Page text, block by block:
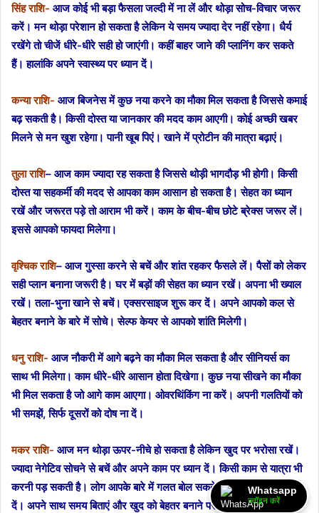
सिंह राशि- आज कोई भी बड़ा फैसला जल्दी में ना लें और थोड़ा सोच-विचार जरूर
करें। मन थोड़ा परेशान हो सकता है लेकिन ये समय ज्यादा देर नहीं रहेगा। धैर्य
रखेंगे तो चीजें धीरे-धीरे सही हो जाएंगी। कहीं बाहर जाने की प्लानिंग कर सकते
हैं। हालांकि अपने स्वास्थ्य पर ध्यान दें।
कन्या राशि- आज बिजनेस में कुछ नया करने का मौका मिल सकता है जिससे कमाई
बढ़ सकती है। किसी दोस्त या जानकार की मदद काम आएगी। कोई अच्छी खबर
मिलने से मन खुश रहेगा। पानी खूब पिएं। खाने में प्रोटीन की मात्रा बढ़ाएं।
तुला राशि– आज काम ज्यादा रह सकता है जिससे थोड़ी भागदौड़ भी होगी। किसी
दोस्त या सहकर्मी की मदद से आपका काम आसान हो सकता है। सेहत का ध्यान
रखें और जरूरत पड़े तो आराम भी करें। काम के बीच-बीच छोटे ब्रेक्स जरूर लें।
इससे आपको फायदा मिलेगा।
वृश्चिक राशि– आज गुस्सा करने से बचें और शांत रहकर फैसले लें। पैसों को लेकर
सही प्लान बनाना जरूरी है। घर में बड़ों की सेहत का ध्यान रखें। अपना भी ख्याल
रखें। तला-भुना खाने से बचें। एक्सरसाइज शुरू कर दें। अपने आपको कल से
बेहतर बनाने के बारे में सोचे। सेल्फ केयर से आपको शांति मिलेगी।
धनु राशि- आज नौकरी में आगे बढ़ने का मौका मिल सकता है और सीनियर्स का
साथ भी मिलेगा। काम धीरे-धीरे आसान होता दिखेगा। कुछ नया सीखने का मौका
भी मिल सकता है जो आगे काम आएगा। ओवरथिंकिंग ना करें। अपनी गलतियों को
भी समझें, सिर्फ दूसरों को दोष ना दें।
मकर राशि- आज मन थोड़ा ऊपर-नीचे हो सकता है लेकिन खुद पर भरोसा रखें।
ज्यादा नेगेटिव सोचने से बचें और अपने काम पर ध्यान दें। किसी काम से यात्रा भी
करनी पड़ सकती है। लोग आपके बारे में गलत बोल सकते हैं लेकिन आप ध्यान ना
दें। अपने साथ समय बिताएं और खुद को बेहतर बनाने पर ध्यान दें।
Whatsapp
ज्वॉइन करें